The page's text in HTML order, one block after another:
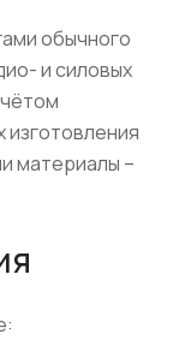
обычного
и силовых
изготовления
материалы –